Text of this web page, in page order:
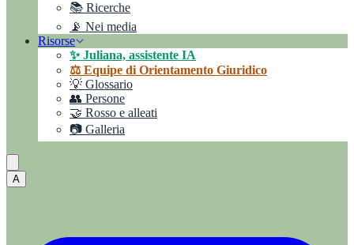
📚 Ricerche
📡 Nei media
Risorse
✨ Juliana, assistente IA
⚖️ Equipe di Orientamento Giuridico
💡 Glossario
👥 Persone
🤝 Rosso e alleati
📷 Galleria
A